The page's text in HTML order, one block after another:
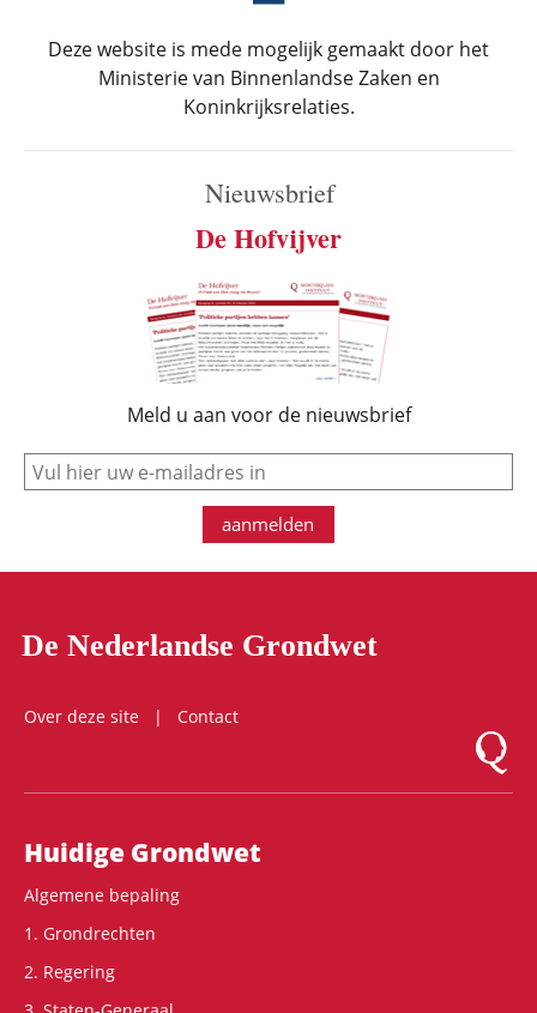
Deze website is mede mogelijk gemaakt door het
Ministerie van Binnenlandse Zaken en
Koninkrijksrelaties.
Nieuwsbrief
De Hofvijver
Meld u aan voor de nieuwsbrief
e-mail
aanmelden
De Nederlandse Grondwet
Over deze site
Contact
Logo
Hoofdnavigatie
Huidige Grondwet
Algemene bepaling
1. Grondrechten
2. Regering